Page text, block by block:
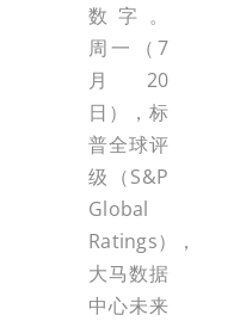
数字。
周一（7
月20
日），标
普全球评
级（S&P
Global
Ratings），
大马数据
中心未来